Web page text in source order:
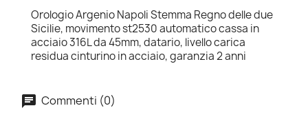
Orologio Argenio Napoli Stemma Regno delle due
Sicilie, movimento st2530 automatico cassa in
acciaio 316L da 45mm, datario, livello carica
residua cinturino in acciaio, garanzia 2 anni
Commenti (0)